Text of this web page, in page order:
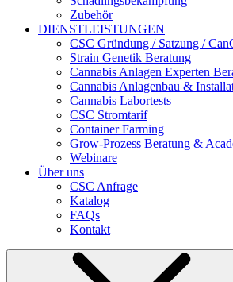
Zubehör
DIENSTLEISTUNGEN
CSC Gründung / Satzung /
Strain Genetik Beratung
Cannabis Anlagen Experten
Cannabis Anlagenbau &
Cannabis Labortests
CSC Stromtarif
Container Farming
Grow-Prozess Beratung &
Webinare
Über uns
CSC Anfrage
Katalog
FAQs
Kontakt